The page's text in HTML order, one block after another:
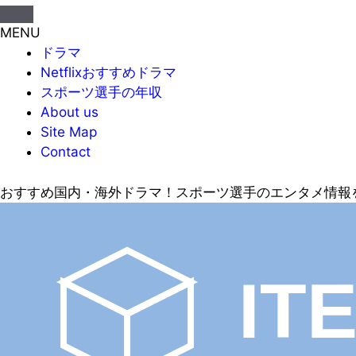
MENU
ドラマ
Netflixおすすめドラマ
スポーツ選手の年収
About us
Site Map
Contact
おすすめ国内・海外ドラマ！スポーツ選手のエンタメ情報